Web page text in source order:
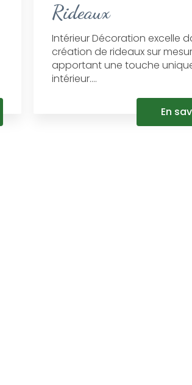
Rideaux
Intérieur Décoration excelle
création de rideaux sur
apportant une touche
intérieur....
En